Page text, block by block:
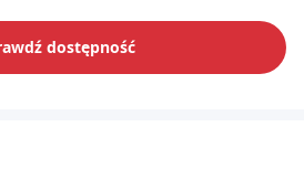
dostępność